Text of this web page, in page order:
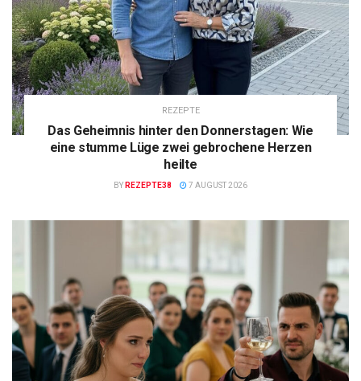
REZEPTE
Das Geheimnis hinter den Donnerstagen: Wie
eine stumme Lüge zwei gebrochene Herzen
heilte
BY REZEPTE38 7 AUGUST 2026